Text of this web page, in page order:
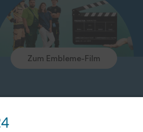
Zum Embleme-Film